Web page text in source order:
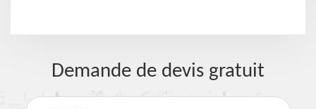
Demande de devis gratuit